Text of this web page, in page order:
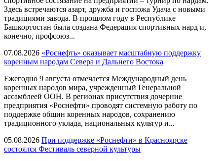
Здесь встречаются азарт, дружба и госпожа Удача с новыми
традициями завода. В прошлом году в Республике
Башкортостан была создана Федерация спортивных нард и,
конечно, профсоюз...
07.08.2026 «Роснефть» оказывает масштабную поддержку
коренным народам Севера и Дальнего Востока
Ежегодно 9 августа отмечается Международный день
коренных народов мира, учрежденный Генеральной
ассамблеей ООН. В регионах присутствия дочерние
предприятия «Роснефти» проводят системную работу по
поддержке общин коренных народов, сохранению
традиционного уклада, национальных культур и...
05.08.2026 При поддержке «Роснефти» в Красноярске
состоялся Фестиваль северной культуры